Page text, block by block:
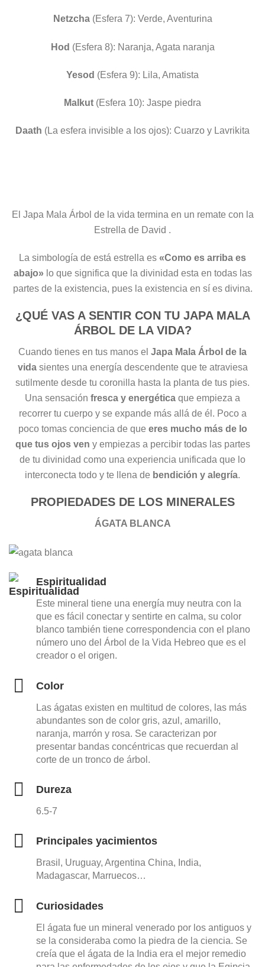
Netzcha(Esfera 7): Verde, Aventurina
Hod (Esfera 8): Naranja, Agata naranja
Yesod (Esfera 9): Lila, Amatista
Malkut (Esfera 10): Jaspe piedra
Daath (La esfera invisible a los ojos): Cuarzo y Lavrikita
El Japa Mala Árbol de la vida termina en un remate con la
Estrella de David .
La simbología de está estrella es «Como es arriba es
abajo» lo que significa que la divinidad esta en todas las
partes de la existencia, pues la existencia en sí es divina.
¿QUÉ VAS A SENTIR CON TU JAPA MALA
ÁRBOL DE LA VIDA?
Cuando tienes en tus manos el Japa Mala Árbol de la
vidasientes una energía descendente que te atraviesa
sutilmente desde tu coronilla hasta la planta de tus pies.
Una sensación fresca y energética que empieza a
recorrer tu cuerpo y se expande más allá de él. Poco a
poco tomas conciencia de que eres mucho más de lo
que tus ojos ven y empiezas a percibir todas las partes
de tu divinidad como una experiencia unificada que lo
interconecta todo y te llena de bendición y alegría.
PROPIEDADES DE LOS MINERALES
ÁGATA BLANCA
Espiritualidad
Este mineral tiene una energía muy neutra con la
que es fácil conectar y sentirte en calma, su color
blanco también tiene correspondencia con el plano
número uno del Árbol de la Vida Hebreo que es el
creador o el origen.
Color
Las ágatas existen en multitud de colores, las más
abundantes son de color gris, azul, amarillo,
naranja, marrón y rosa. Se caracterizan por
presentar bandas concéntricas que recuerdan al
corte de un tronco de árbol.
Dureza
6.5-7
Principales yacimientos
Brasil, Uruguay, Argentina China, India,
Madagascar, Marruecos…
Curiosidades
El ágata fue un mineral venerado por los antiguos y
se la consideraba como la piedra de la ciencia. Se
creía que el ágata de la India era el mejor remedio